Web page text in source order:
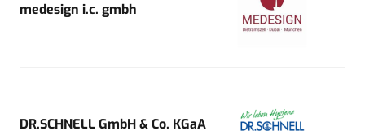
medesign i.c. gmbh
DR.SCHNELL GmbH & Co. KGaA